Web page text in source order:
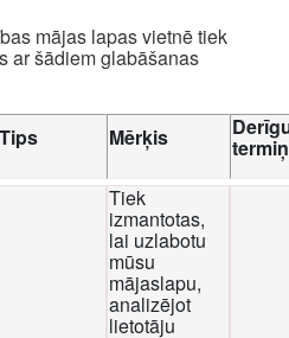
mājas lapas vietnē tiek
ar šādiem glabāšanas
Tips Mērķis
Tiek
izmantotas,
lai uzlabotu
mūsu
mājaslapu,
analizējot
lietotāju